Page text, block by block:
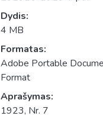
Dydis:
4 MB
Formatas:
Adobe Portable
Format
Aprašymas:
1923, Nr. 7